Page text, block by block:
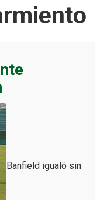
Banfield igualó sin